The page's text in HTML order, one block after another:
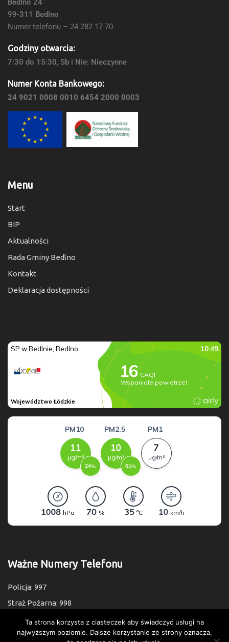
99-311 Bedlno
Numer telefonu – 24 282 17 70
Godziny otwarcia:
7:30 do 15:30, Sb i Nie: Nieczynne
Numer Konta Bankowego:
24 9021 0008 0010 6454 2000 0003
Menu
Start
BIP
Aktualności
Rada Gminy Bedlno
Kontakt
Deklaracja dostępności
Ważne Numery Telefonu
Policja: 997
Straż Pożarna: 998
Pogotowie: 999
Numer Alarmowy: 112
Ta strona korzysta z ciasteczek aby świadczyć usługi na
najwyższym poziomie. Dalsze korzystanie ze strony oznacza,